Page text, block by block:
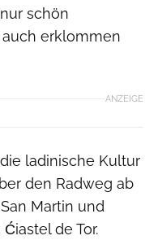
schön
erklommen
ANZEIGE
ladinische Kultur
den Radweg ab
Martin und
de Tor.